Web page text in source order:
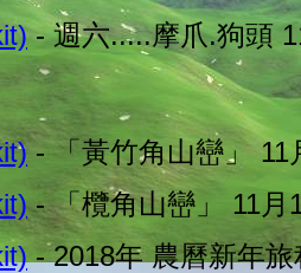
- 週六.....摩爪.狗頭
- 「黃竹角山巒」
- 「欖角山巒」 11
- 2018年 農曆新年旅